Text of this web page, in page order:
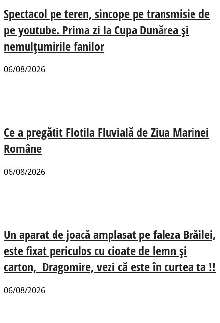
Spectacol pe teren, sincope pe transmisie de
pe youtube. Prima zi la Cupa Dunărea și
nemulțumirile fanilor
06/08/2026
Ce a pregătit Flotila Fluvială de Ziua Marinei
Române
06/08/2026
Un aparat de joacă amplasat pe faleza Brăilei,
este fixat periculos cu cioate de lemn și
carton, Dragomire, vezi că este în curtea ta !!
06/08/2026